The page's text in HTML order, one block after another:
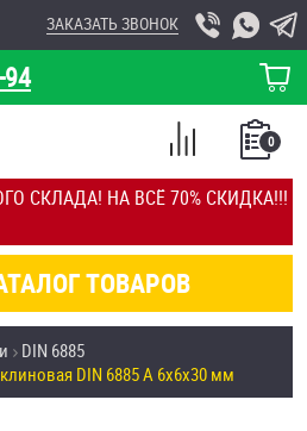
СКЛАДА! НА ВСЁ 70% СКИДКА!!!
ЗАКАЗАТЬ ЗВОНОК
КОРЗИНА
ТОВАРОВ
0
СПИСОК
СРАВНЕНИЕ
DIN 6885
DIN 6885 А 6х6х30 мм